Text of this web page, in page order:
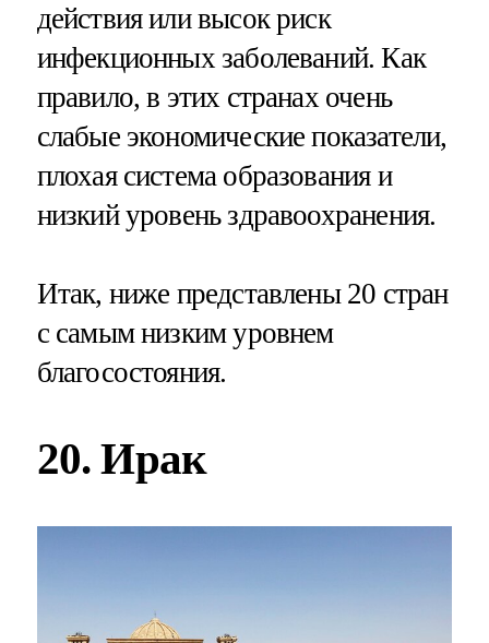
действия или высок риск
инфекционных заболеваний. Как
правило, в этих странах очень
слабые экономические показатели,
плохая система образования и
низкий уровень здравоохранения.
Итак, ниже представлены 20 стран
с самым низким уровнем
благосостояния.
20. Ирак